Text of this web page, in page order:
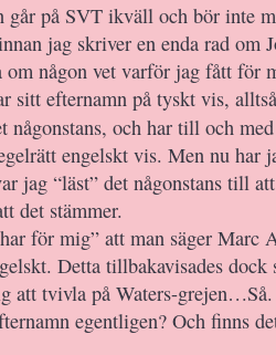
går på SVT ikväll och bör inte
jag skriver en enda rad om
om någon vet varför jag fått för
sitt efternamn på tyskt vis,
någonstans, och har till och
engelskt vis. Men nu har
jag “läst” det någonstans till
det stämmer.
för mig” att man säger Marc
Detta tillbakavisades dock
att tvivla på Waters-
egentligen? Och finns